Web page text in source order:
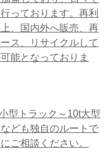
っております。再利
、国内外へ販売、再
ス、リサイクルして
能となっておりま
型トラック～10t大型
ども独自のルートで
ご相談ください。